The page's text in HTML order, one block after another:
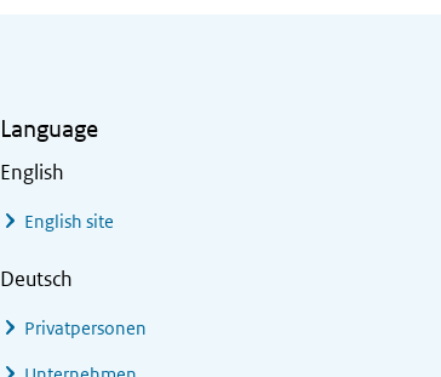
Language
English
English site
Deutsch
Privatpersonen